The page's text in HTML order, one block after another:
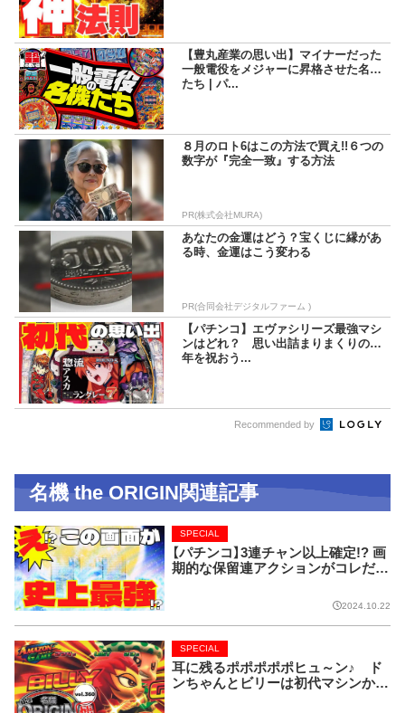
【豊丸産業の思い出】マイナーだった
一般電役をメジャーに昇格させた名機
たち | パ...
８月のロト6はこの方法で買え!!６つの
数字が『完全一致』する方法
PR(株式会社MURA)
あなたの金運はどう？宝くじに縁があ
る時、金運はこう変わる
PR(合同会社デジタルファーム )
【パチンコ】エヴァシリーズ最強マシ
ンはどれ？ 思い出詰まりまくりの20
年を祝おう...
Recommended by
名機 the ORIGIN関連記事
【パチンコ】3連チャン以上確定!? 画
期的な保留連アクションがコレだ!
SPECIAL
2024.10.22
耳に残るポポポポポヒュ～ン♪ ド
ンちゃんとビリーは初代マシンから
SPECIAL